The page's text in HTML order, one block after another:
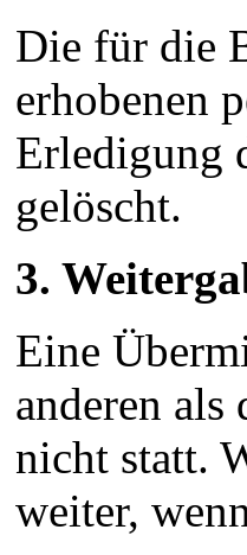
Die für die
erhobenen
Erledigung
gelöscht.
3.
Eine
anderen
nicht statt.
weiter,